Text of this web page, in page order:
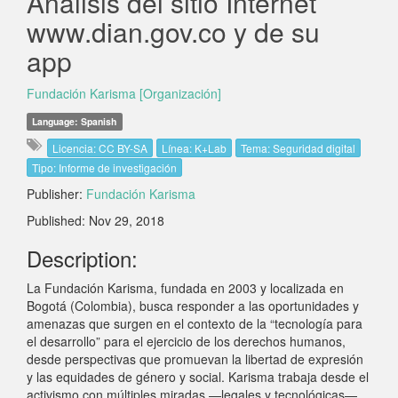
www.dian.gov.co y de su
app
Fundación Karisma [Organización]
Language: Spanish
Licencia: CC BY-SA Línea: K+Lab
Tema: Seguridad digital
Tipo: Informe de investigación
Publisher: Fundación Karisma
Published: Nov 29, 2018
Description:
La Fundación Karisma, fundada en 2003 y localizada en
Bogotá (Colombia), busca responder a las oportunidades y
amenazas que surgen en el contexto de la “tecnología para
el desarrollo” para el ejercicio de los derechos humanos,
desde perspectivas que promuevan la libertad de expresión
y las equidades de género y social. Karisma trabaja desde el
activismo con múltiples miradas —legales y tecnológicas—